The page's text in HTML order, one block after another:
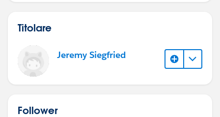
Titolare
Jeremy Siegfried
Follower